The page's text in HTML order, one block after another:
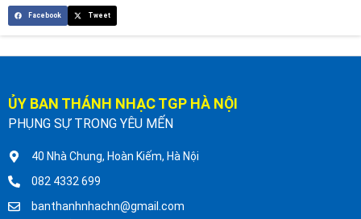
Facebook Tweet
ỦY BAN THÁNH NHẠC TGP HÀ NỘI
PHỤNG SỰ TRONG YÊU MẾN
40 Nhà Chung, Hoàn Kiếm, Hà Nội
082 4332 699
banthanhnhachn@gmail.com